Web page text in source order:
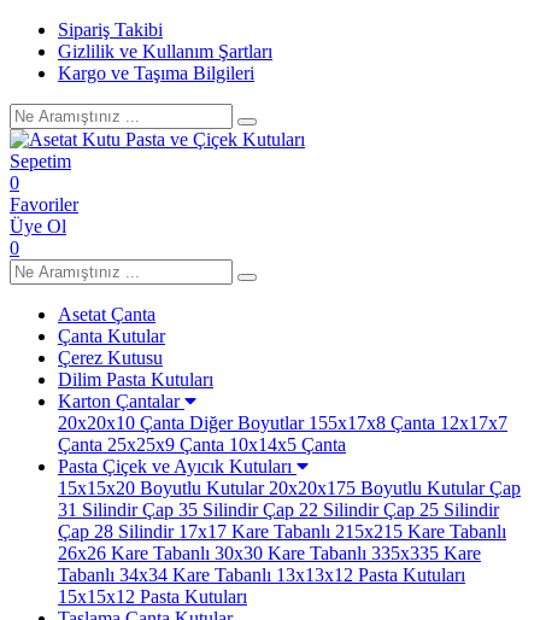
Sipariş Takibi
Gizlilik ve Kullanım Şartları
Kargo ve Taşıma Bilgileri
Sepetim
0
Favoriler
Üye Ol
0
Asetat Çanta
Çanta Kutular
Çerez Kutusu
Dilim Pasta Kutuları
Karton Çantalar
20x20x10 Çanta Diğer Boyutlar155x17x8 Çanta 12x17x7
Çanta 25x25x9 Çanta 10x14x5 Çanta
Pasta Çiçek ve Ayıcık Kutuları
15x15x20 Boyutlu Kutular20x20x175 Boyutlu KutularÇap
31 SilindirÇap 35 SilindirÇap 22 SilindirÇap 25 Silindir
Çap 28 Silindir17x17 Kare Tabanlı 215x215 Kare Tabanlı
26x26 Kare Tabanlı 30x30 Kare Tabanlı 335x335 Kare
Tabanlı 34x34 Kare Tabanlı 13x13x12 Pasta Kutuları
15x15x12 Pasta Kutuları